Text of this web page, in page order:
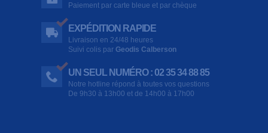
Paiement par carte bleue et par chèque
EXPÉDITION RAPIDE
Livraison en 24/48 heures
Suivi colis par Geodis Calberson
UN SEUL NUMÉRO : 02 35 34 88 85
Notre hotline répond à toutes vos questions
De 9h30 à 13h00 et de 14h00 à 17h00